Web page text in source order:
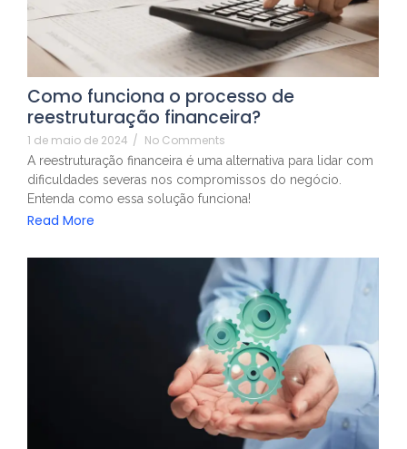
Como funciona o processo de
reestruturação financeira?
1 de maio de 2024 / No Comments
A reestruturação financeira é uma alternativa para lidar com
dificuldades severas nos compromissos do negócio.
Entenda como essa solução funciona!
Read More